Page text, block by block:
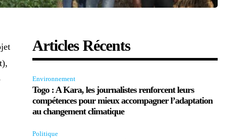
Articles Récents
Environnement
Togo : A Kara, les journalistes renforcent leurs
compétences pour mieux accompagner l’adaptation
au changement climatique
Politique